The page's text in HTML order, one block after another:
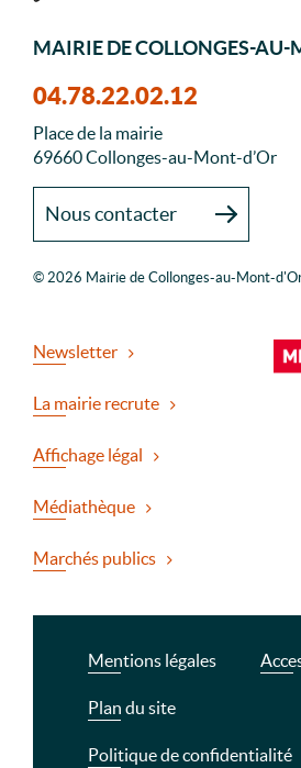
MAIRIE DE COLLONGES-AU-
04.78.22.02.12
Place de la mairie
69660 Collonges-au-Mont-d’Or
Nous contacter
© 2026 Mairie de Collonges-au-Mont-
Newsletter
La mairie recrute
Affichage légal
Médiathèque
Marchés publics
Mentions légales
Plan du site
Politique de confidentialité